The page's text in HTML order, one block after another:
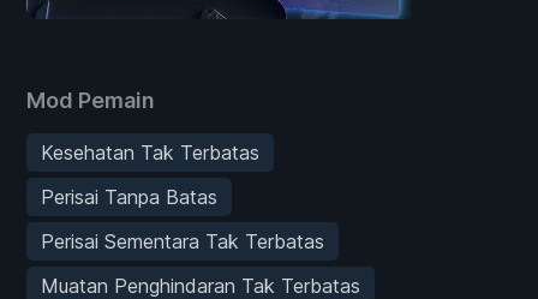
Mod Pemain
Kesehatan Tak Terbatas
Perisai Tanpa Batas
Perisai Sementara Tak Terbatas
Muatan Penghindaran Tak Terbatas